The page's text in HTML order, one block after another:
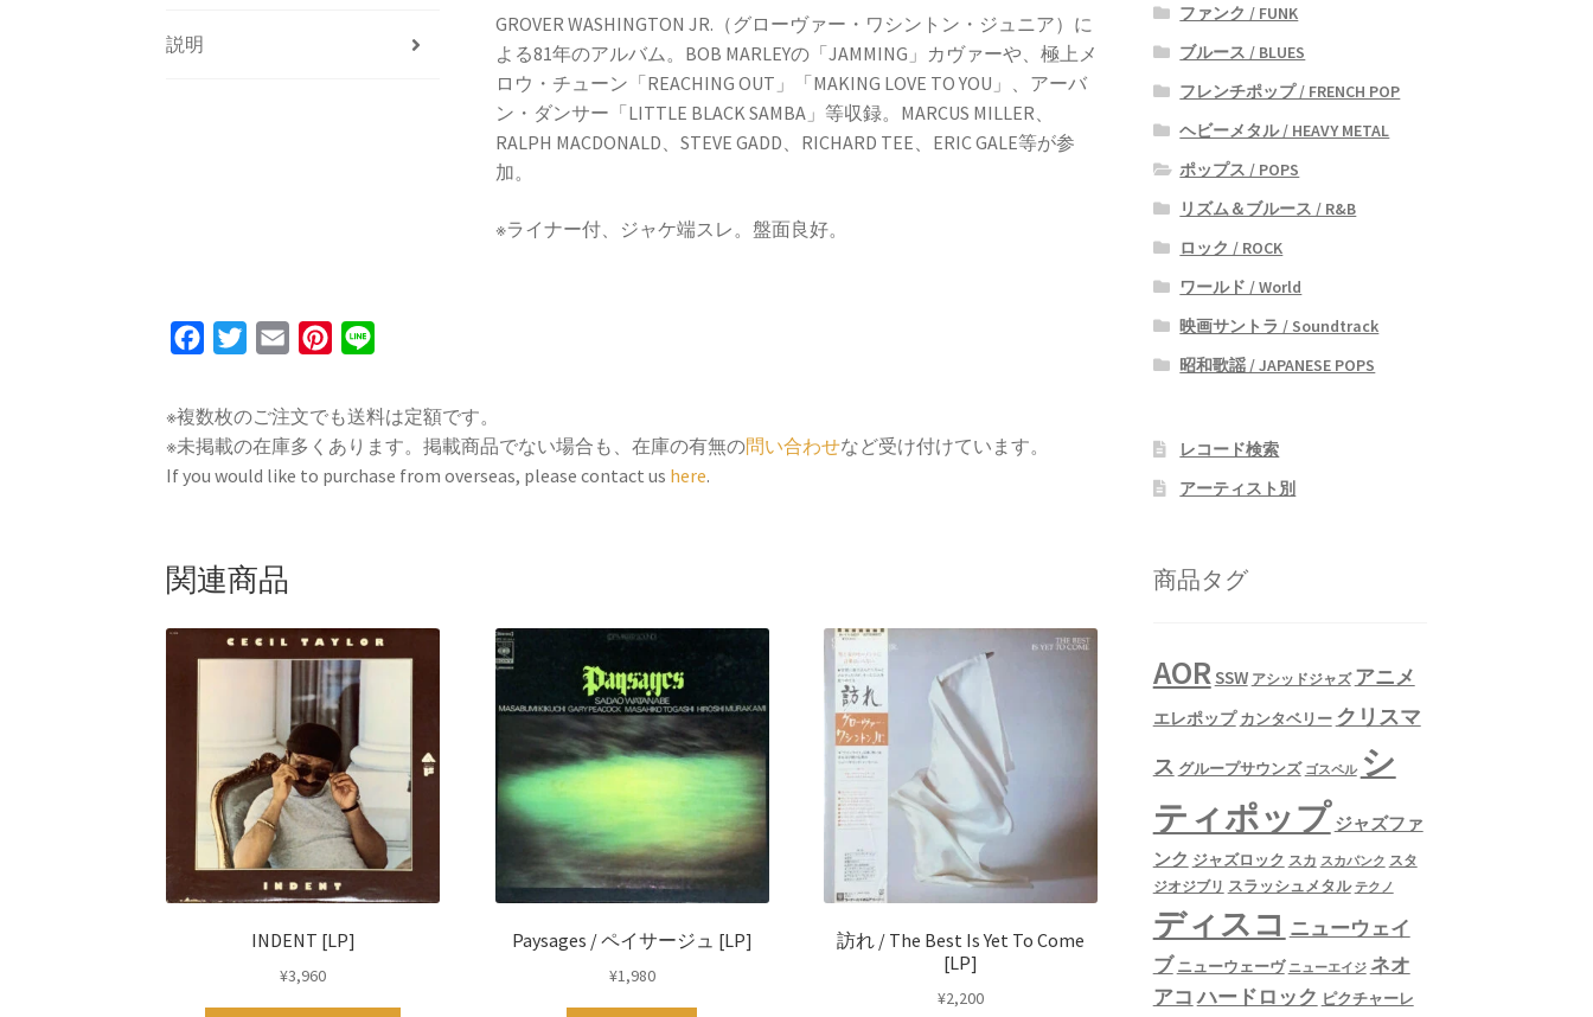
説明
GROVER WASHINGTON JR.（グローヴァー・ワシントン・ジュニア）に
よる81年のアルバム。BOB MARLEYの「JAMMING」カヴァーや、極上メ
ロウ・チューン「REACHING OUT」「MAKING LOVE TO YOU」、アーバ
ン・ダンサー「LITTLE BLACK SAMBA」等収録。MARCUS MILLER、
RALPH MACDONALD、STEVE GADD、RICHARD TEE、ERIC GALE等が参
加。
※ライナー付、ジャケ端スレ。盤面良好。
c
e
b
k
t
t
a
i
l
n
t
e
n
e
※複数枚のご注文でも送料は定額です。
※未掲載の在庫多くあります。掲載商品でない場合も、在庫の有無の問い合わせなど受け付けています。
If you would like to purchase from overseas, please contact us here.
関連商品
INDENT [LP]
¥3,960
Paysages / ペイサージュ [LP]
¥1,980
訪れ / The Best Is Yet To Come
[LP]
¥2,200
ファンク / FUNK
ブルース / BLUES
フレンチポップ / FRENCH POP
ヘビーメタル / HEAVY METAL
ポップス / POPS
リズム＆ブルース / R&B
ロック / ROCK
ワールド / World
映画サントラ / Soundtrack
昭和歌謡 / JAPANESE POPS
レコード検索
アーティスト別
商品タグ
AORSSW アシッドジャズ アニメ
エレポップ カンタベリー クリスマ
ス グループサウンズ ゴスペル シ
ティポップ ジャズファ
ンク ジャズロック スカ スカパンク スタ
ジオジブリ スラッシュメタル テクノ
ディスコ ニューウェイ
ブ ニューウェーヴ ニューエイジ ネオ
アコ ハードロック ピクチャーレ